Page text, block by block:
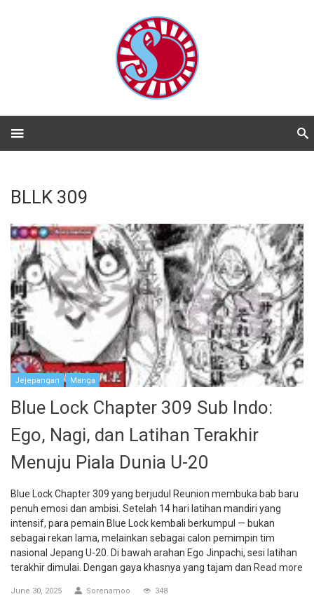
BLLK 309
Jejepangan Manga
Blue Lock Chapter 309 Sub Indo:
Ego, Nagi, dan Latihan Terakhir
Menuju Piala Dunia U-20
Blue Lock Chapter 309 yang berjudul Reunion membuka bab baru
penuh emosi dan ambisi. Setelah 14 hari latihan mandiri yang
intensif, para pemain Blue Lock kembali berkumpul — bukan
sebagai rekan lama, melainkan sebagai calon pemimpin tim
nasional Jepang U-20. Di bawah arahan Ego Jinpachi, sesi latihan
terakhir dimulai. Dengan gaya khasnya yang tajam dan Read more
June 30, 2025 Sorenamoo 348